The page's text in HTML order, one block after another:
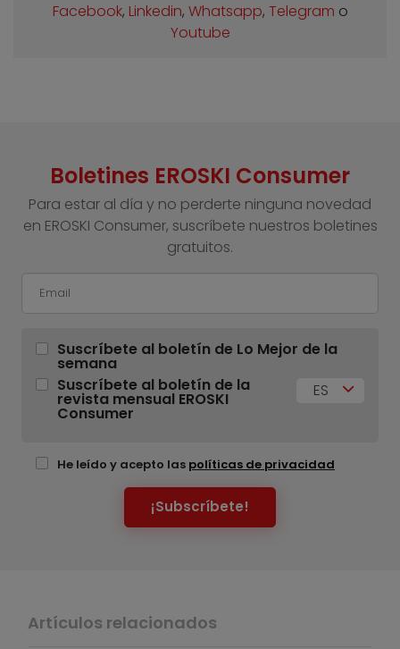
Facebook, Linkedin, Whatsapp, Telegram o
Youtube
Boletines EROSKI Consumer
Para estar al día y no perderte ninguna novedad
en EROSKI Consumer, suscríbete nuestros boletines
gratuitos.
Suscríbete al boletín de Lo Mejor de la
semana
Suscríbete al boletín de la
revista mensual EROSKI
Consumer
ES
He leído y acepto las políticas de privacidad
¡Subscríbete!
Artículos relacionados